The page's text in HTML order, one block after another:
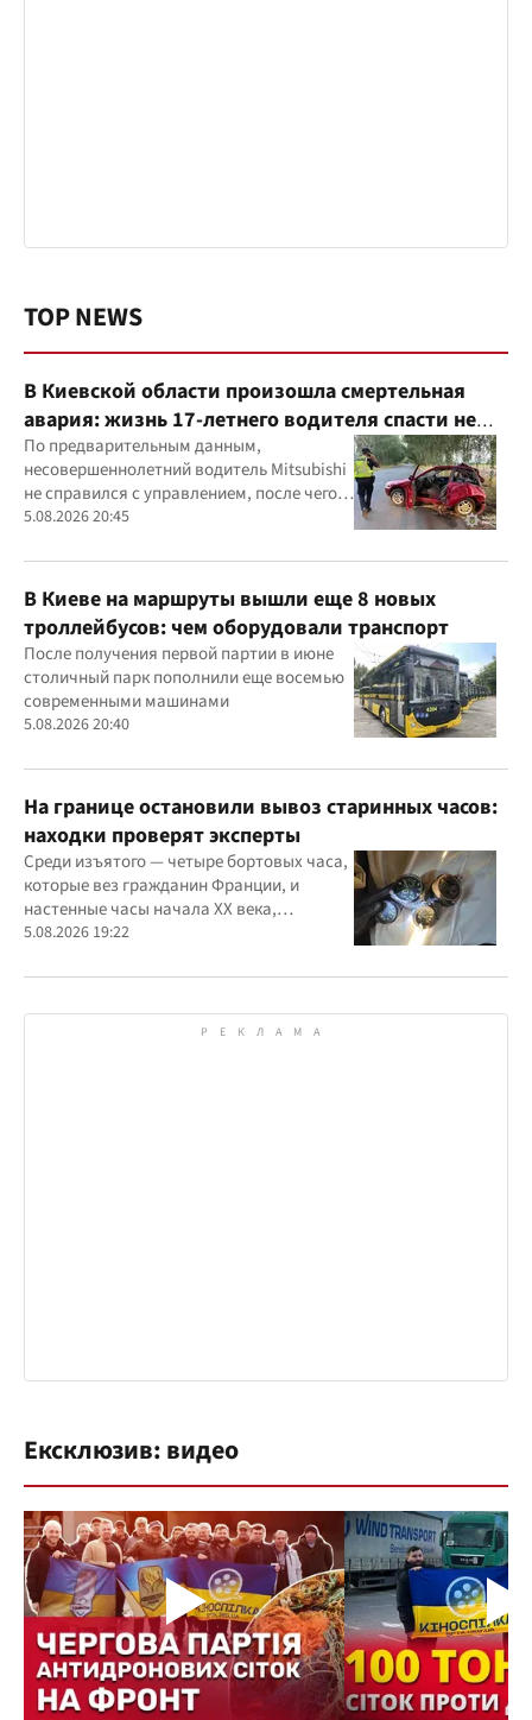
TOP NEWS
В Киевской области произошла смертельная
авария: жизнь 17-летнего водителя спасти не
удалось
По предварительным данным,
несовершеннолетний водитель Mitsubishi
не справился с управлением, после чего
автомобиль врезался в дерево
5.08.2026 20:45
В Киеве на маршруты вышли еще 8 новых
троллейбусов: чем оборудовали транспорт
После получения первой партии в июне
столичный парк пополнили еще восемью
современными машинами
5.08.2026 20:40
На границе остановили вывоз старинных часов:
находки проверят эксперты
Среди изъятого — четыре бортовых часа,
которые вез гражданин Франции, и
настенные часы начала ХХ века,
найденные в автомобиле украинца
5.08.2026 19:22
Ексклюзив: видео